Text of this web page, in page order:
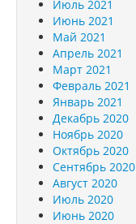
Июль 2021
Июнь 2021
Май 2021
Апрель 2021
Март 2021
Февраль 2021
Январь 2021
Декабрь 2020
Ноябрь 2020
Октябрь 2020
Сентябрь 2020
Август 2020
Июль 2020
Июнь 2020